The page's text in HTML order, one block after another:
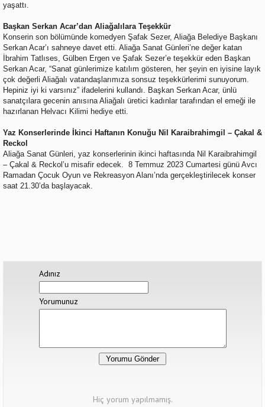
yaşattı.
Başkan Serkan Acar’dan Aliağalılara Teşekkür
Konserin son bölümünde komedyen Şafak Sezer, Aliağa Belediye Başkanı
Serkan Acar’ı sahneye davet etti. Aliağa Sanat Günleri’ne değer katan
İbrahim Tatlıses, Gülben Ergen ve Şafak Sezer’e teşekkür eden Başkan
Serkan Acar, “Sanat günlerimize katılım gösteren, her şeyin en iyisine layık
çok değerli Aliağalı vatandaşlarımıza sonsuz teşekkürlerimi sunuyorum.
Hepiniz iyi ki varsınız” ifadelerini kullandı. Başkan Serkan Acar, ünlü
sanatçılara gecenin anısına Aliağalı üretici kadınlar tarafından el emeği ile
hazırlanan Helvacı Kilimi hediye etti.
Yaz Konserlerinde İkinci Haftanın Konuğu Nil Karaibrahimgil – Çakal &
Reckol
Aliağa Sanat Günleri, yaz konserlerinin ikinci haftasında Nil Karaibrahimgil
– Çakal & Reckol’u misafir edecek. 8 Temmuz 2023 Cumartesi günü Avcı
Ramadan Çocuk Oyun ve Rekreasyon Alanı’nda gerçekleştirilecek konser
saat 21.30’da başlayacak.
Adınız
Yorumunuz
Hiç yorum yapılmamış.